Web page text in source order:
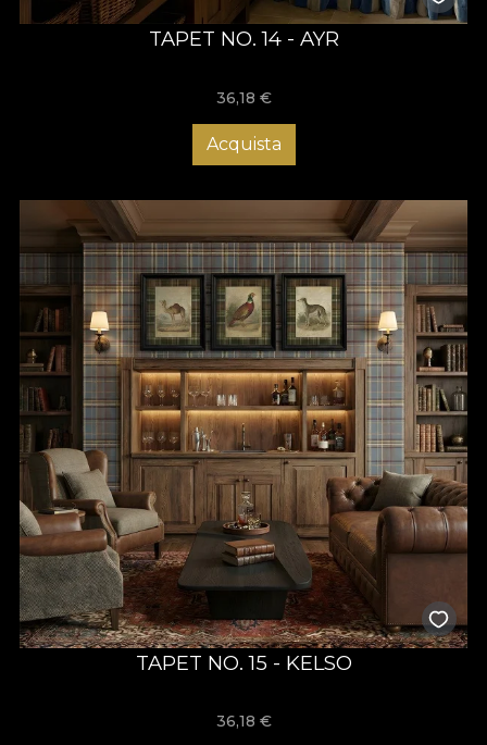
TAPET NO. 14 - AYR
36,18 €
Acquista
TAPET NO. 15 - KELSO
36,18 €